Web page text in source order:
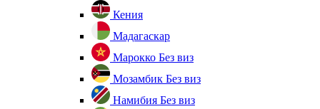
Кения
Мадагаскар
Марокко Без виз
Мозамбик Без виз
Намибия Без виз